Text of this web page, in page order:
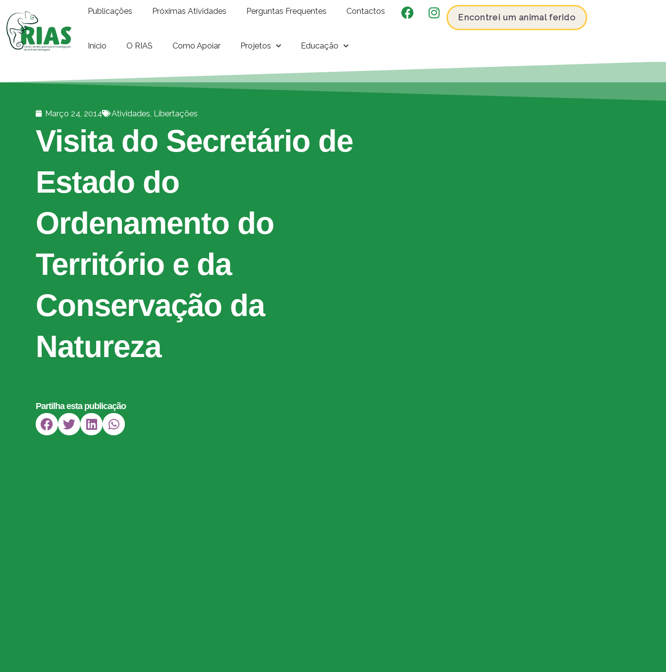
Publicações Próximas Atividades Perguntas Frequentes Contactos
Encontrei um animal ferido
Início O RIAS Como Apoiar Projetos Educação
Março 24, 2014 Atividades, Libertações
Visita do Secretário de
Estado do
Ordenamento do
Território e da
Conservação da
Natureza
Partilha esta publicação